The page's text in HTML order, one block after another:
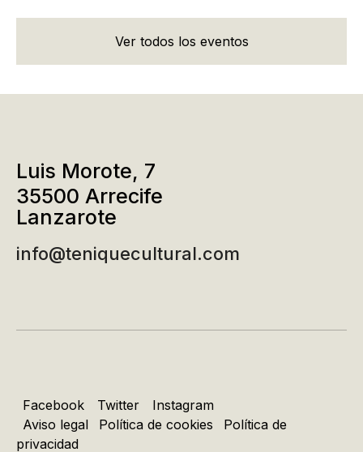
Ver todos los eventos
Luis Morote, 7
35500 Arrecife
Lanzarote
info@teniquecultural.com
Facebook Twitter
Instagram
Aviso legal
Política de cookies
Política de
privacidad